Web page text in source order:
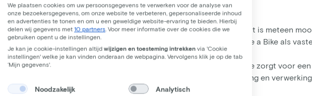
ontzorgen gesproken.
2. Internationaal actief: en dat is meteen
want op die manier kan Lease a Bike als
3. Dashboarding: Lease a Bike zorgt voor
overzicht krijgt voor opvolging en
We plaatsen cookies om uw persoonsgegevens te verwerken voor de analyse van
onze bezoekersgegevens, om onze website te verbeteren, gepersonaliseerde inhoud
en advertenties te tonen en om u een geweldige website-ervaring te bieden. Hierbij
delen wij gegevens met 10 partners . Voor meer informatie over de cookies die we
gebruiken opent u de instellingen.
Je kan je cookie-instellingen altijd wijzigen en toesteming intrekken via 'Cookie
instellingen' welke je kan vinden onderaan de webpagina. Vervolgens klik je op de tab
‘Mijn gegevens'.
Noodzakelijk Analytisch